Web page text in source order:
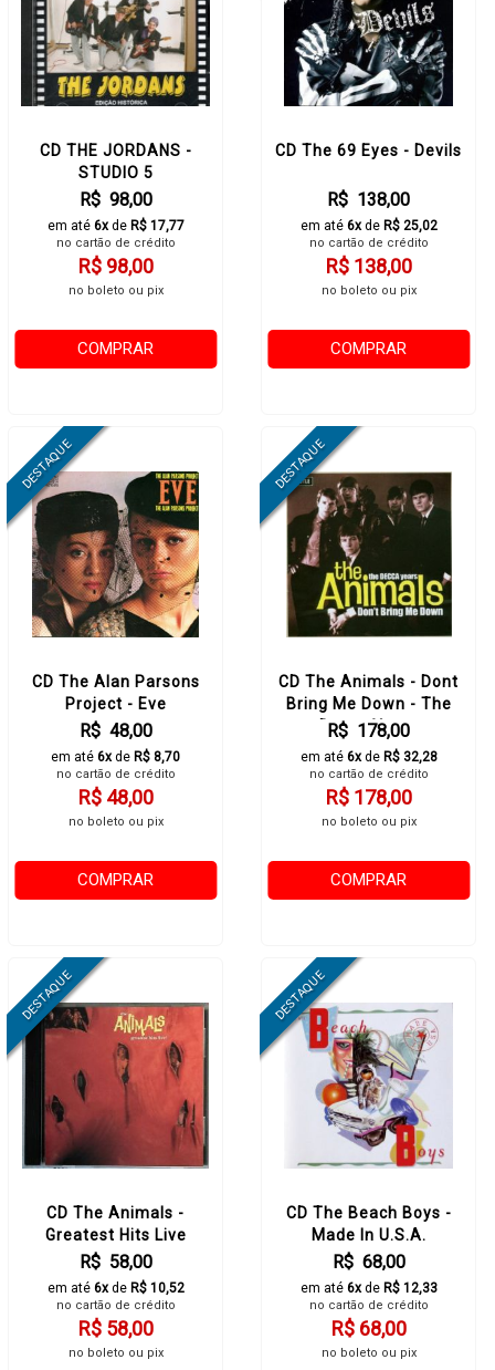
CD THE JORDANS -
STUDIO 5
R$ 98,00
em até 6xde R$ 17,77
no cartão de crédito
R$ 98,00
no boleto ou pix
COMPRAR
CD The 69 Eyes - Devils
R$ 138,00
em até 6xde R$ 25,02
no cartão de crédito
R$ 138,00
no boleto ou pix
COMPRAR
CD The Alan Parsons
Project - Eve
R$ 48,00
em até 6xde R$ 8,70
no cartão de crédito
R$ 48,00
no boleto ou pix
COMPRAR
CD The Animals - Dont
Bring Me Down - The
Decca Years
R$ 178,00
em até 6xde R$ 32,28
no cartão de crédito
R$ 178,00
no boleto ou pix
COMPRAR
CD The Animals -
Greatest Hits Live
R$ 58,00
em até 6xde R$ 10,52
no cartão de crédito
R$ 58,00
no boleto ou pix
CD The Beach Boys -
Made In U.S.A.
R$ 68,00
em até 6xde R$ 12,33
no cartão de crédito
R$ 68,00
no boleto ou pix